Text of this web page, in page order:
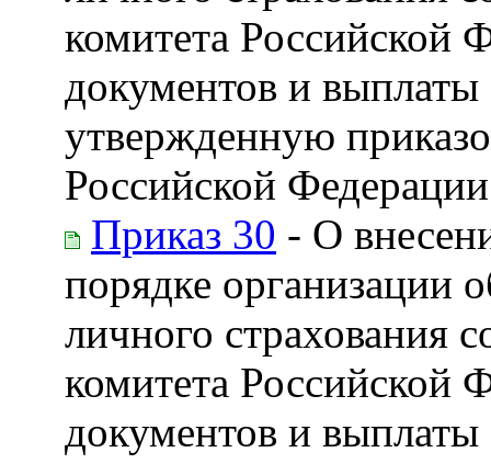
комитета Российской
документов и
утвержденную
Российской
Приказ 30 - О
порядке организации
личного страхования
комитета Российской
документов и